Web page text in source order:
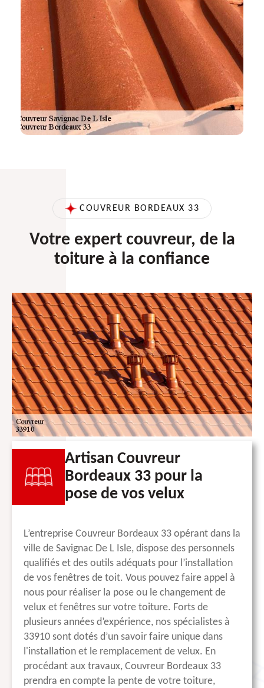
COUVREUR BORDEAUX 33
Votre expert couvreur, de la
toiture à la confiance
Artisan Couvreur
Bordeaux 33 pour la
pose de vos velux
L’entreprise Couvreur Bordeaux 33 opérant dans la
ville de Savignac De L Isle, dispose des personnels
qualifiés et des outils adéquats pour l’installation
de vos fenêtres de toit. Vous pouvez faire appel à
nous pour réaliser la pose ou le changement de
velux et fenêtres sur votre toiture. Forts de
plusieurs années d’expérience, nos spécialistes à
33910 sont dotés d’un savoir faire unique dans
l'installation et le remplacement de velux. En
procédant aux travaux, Couvreur Bordeaux 33
prendra en compte la pente de votre toiture,